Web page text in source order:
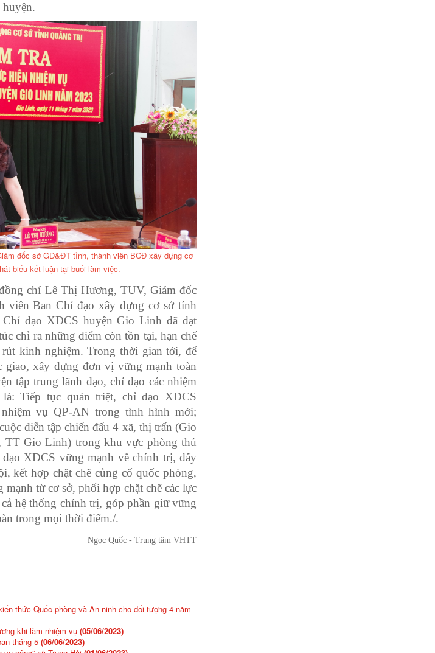
huyện.
đốc sở GD&ĐT tỉnh, thành viên BCĐ xây dựng cơ
biểu kết luận tại buổi làm việc.
chí Lê Thị Hương, TUV, Giám đốc
viên Ban Chỉ đạo xây dựng cơ sở tỉnh
đạo XDCS huyện Gio Linh đã đạt
chỉ ra những điểm còn tồn tại, hạn chế
kinh nghiệm. Trong thời gian tới, để
giao, xây dựng đơn vị vững mạnh toàn
tập trung lãnh đạo, chỉ đạo các nhiệm
Tiếp tục quán triệt, chỉ đạo XDCS
vụ QP-AN trong tình hình mới;
diễn tập chiến đấu 4 xã, thị trấn (Gio
Gio Linh) trong khu vực phòng thủ
XDCS vững mạnh về chính trị, đẩy
kết hợp chặt chẽ củng cố quốc phòng,
từ cơ sở, phối hợp chặt chẽ các lực
hệ thống chính trị, góp phần giữ vững
trong mọi thời điểm./.
- Trung tâm VHTT
thức Quốc phòng và An ninh cho đối tượng 4 năm
khi làm nhiệm vụ (05/06/2023)
tháng 5 (06/06/2023)